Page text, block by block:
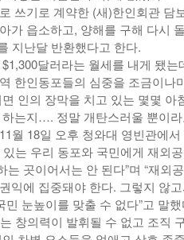
쓰기로 계약한 (새)한인회관 담
가 읍소하고, 양해를 구해 다시
지난달 반환했다고 한다.
달러라는 월세를 내게 됐
한인동포들의 심중을 조금이
인의 장막을 치고 있는 몇몇 아
는지…. 정말 개탄스러울 뿐이
월 18일 오후 청와대 영빈관에
는 우리 동포와 국민에게 재외
는 곳이어서는 안 된다”며 “재외
익에 집중돼야 한다. 그렇지 않
눈높이를 맞출 수 없다”고 말했
창의력이 발휘될 수 없고 조직